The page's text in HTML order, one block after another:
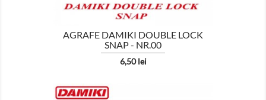
AGRAFE DAMIKI DOUBLE LOCK
SNAP - NR.00
Pret
6,50 lei